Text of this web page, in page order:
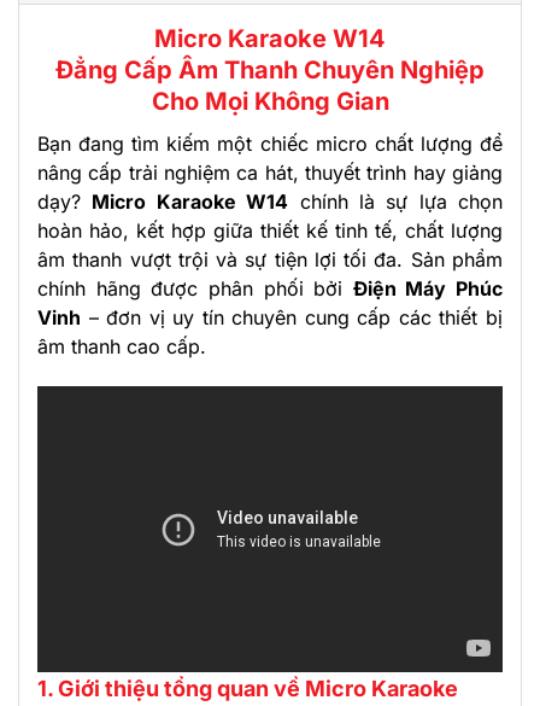
Micro Karaoke W14
Đẳng Cấp Âm Thanh Chuyên Nghiệp
Cho Mọi Không Gian
Bạn đang tìm kiếm một chiếc micro chất lượng để
nâng cấp trải nghiệm ca hát, thuyết trình hay giảng
dạy? Micro Karaoke W14 chính là sự lựa chọn
hoàn hảo, kết hợp giữa thiết kế tinh tế, chất lượng
âm thanh vượt trội và sự tiện lợi tối đa. Sản phẩm
chính hãng được phân phối bởi Điện Máy Phúc
Vinh – đơn vị uy tín chuyên cung cấp các thiết bị
âm thanh cao cấp.
1. Giới thiệu tổng quan về Micro Karaoke